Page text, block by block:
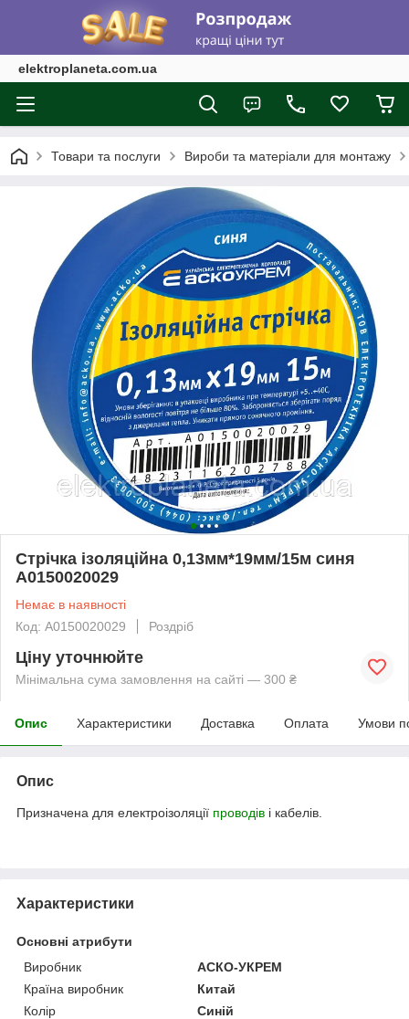
elektroplaneta.com.ua
Товари та послуги Вироби та матеріали для монтажу
Стрічка ізоляційна 0,13мм*19мм/15м синя
A0150020029
Немає в наявності
Код: A0150020029
Роздріб
Ціну уточнюйте
Мінімальна сума замовлення на сайті — 300 ₴
Опис Характеристики Доставка Оплата Умови
Опис
Призначена для електроізоляції проводів і кабелів.
Характеристики
Основні атрибути
Виробник
АСКО-УКРЕМ
Країна виробник
Китай
Колір
Синій